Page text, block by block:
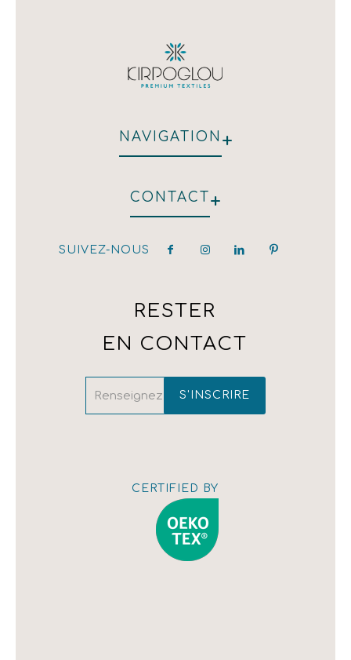
NAVIGATION +
QUI NOUS SOMMES
NOS CLIENTS
CONTACT +
hotel@kirpoglou.gr
T:(+30) 210 323 4833 / (+30) 210 323 1259 /
(+30) 210 342 4543
Afficher la
SUIVEZ-NOUS
RESTER
EN CONTACT
CERTIFIED BY